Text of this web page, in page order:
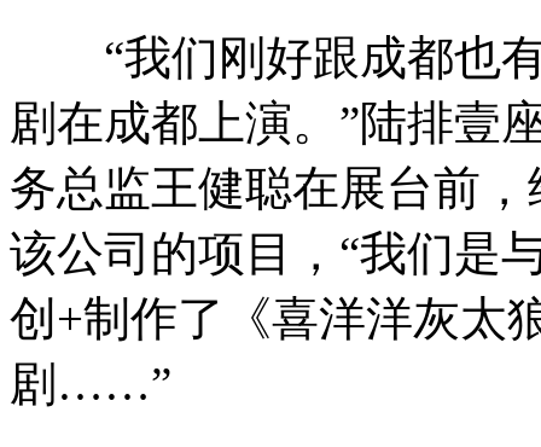
“我们刚好跟成都也有
剧在成都上演。”陆排壹
务总监王健聪在展台前
该公司的项目，“我们是
创+制作了《喜洋洋灰太
剧……”